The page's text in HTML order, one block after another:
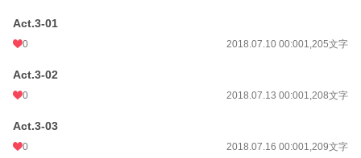
Act.3-01
0 2018.07.10 00:001,205文字
Act.3-02
0 2018.07.13 00:001,208文字
Act.3-03
0 2018.07.16 00:001,209文字